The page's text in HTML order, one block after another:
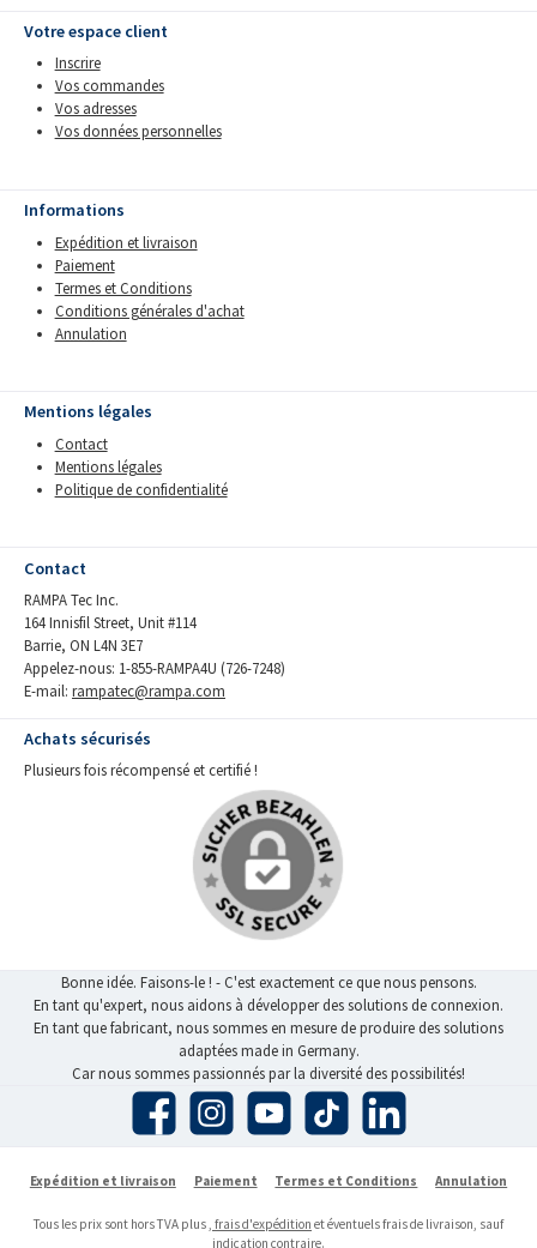
Votre espace client
Inscrire
Vos commandes
Vos adresses
Vos données personnelles
Informations
Expédition et livraison
Paiement
Termes et Conditions
Conditions générales d'achat
Annulation
Mentions légales
Contact
Mentions légales
Politique de confidentialité
Contact
RAMPA Tec Inc.
164 Innisfil Street, Unit #114
Barrie, ON L4N 3E7
Appelez-nous: 1-855-RAMPA4U (726-7248)
E-mail: rampatec@rampa.com
Achats sécurisés
Plusieurs fois récompensé et certifié !
Bonne idée. Faisons-le ! - C'est exactement ce que nous pensons.
En tant qu'expert, nous aidons à développer des solutions de connexion.
En tant que fabricant, nous sommes en mesure de produire des solutions
adaptées made in Germany.
Car nous sommes passionnés par la diversité des possibilités!
Facebook Instagram YouTube TikTok LinkedIn
Expédition et livraison Paiement Termes et Conditions Annulation
Tous les prix sont hors TVA plus, frais d'expédition et éventuels frais de livraison, sauf
indication contraire.